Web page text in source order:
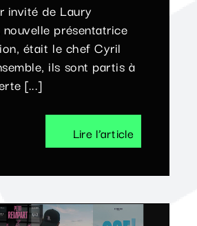
invité de Laury
nouvelle présentatrice
était le chef Cyril
ils sont partis à
[...]
Lire l’article